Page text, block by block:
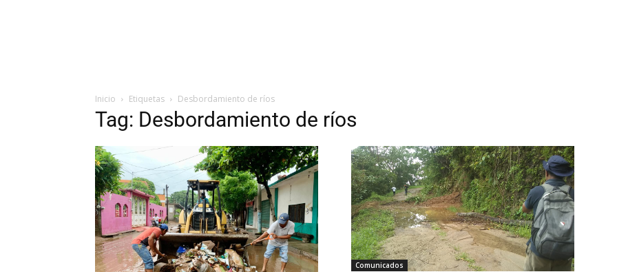
Inicio Etiquetas Desbordamiento de ríos
Tag: Desbordamiento de ríos
Comunicados